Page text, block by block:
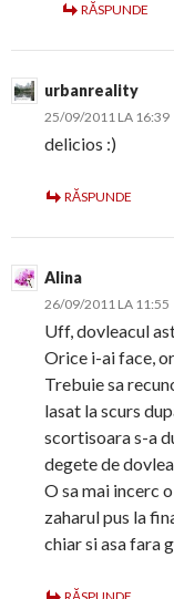
RĂSPUNDE
urbanreality
25/09/2011 LA 16:39
delicios :)
RĂSPUNDE
Alina
26/09/2011 LA 11:55
Uff, dovleacul
Orice i-ai face,
Trebuie sa
lasat la scurs
scortisoara s-a
degete de
O sa mai incerc
zaharul pus la
chiar si asa fara